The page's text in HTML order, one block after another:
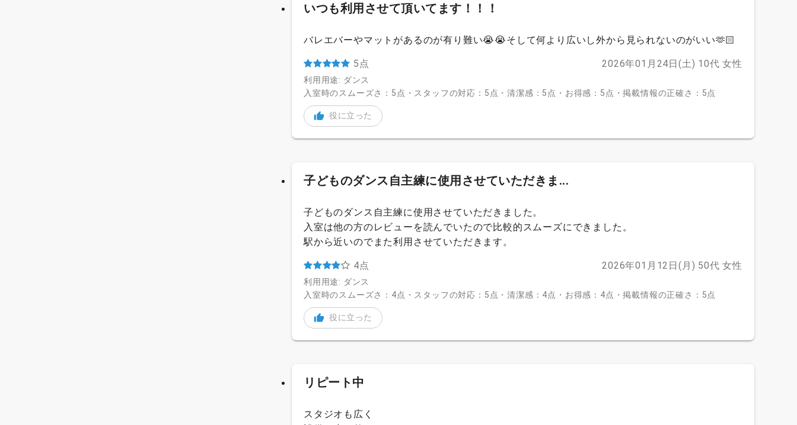
いつも利用させて頂いてます！！！
バレエバーやマットがあるのが有り難い😭😭そして何より広いし外から見られないのがいい🫶🏻
5点 2026年01月24日(土) 10代 女性
利用用途: ダンス
入室時のスムーズさ：5点・スタッフの対応：5点・清潔感：5点・お得感：5点・掲載情報の正確さ：5点
役に立った
子どものダンス自主練に使用させていただきま...
子どものダンス自主練に使用させていただきました。
入室は他の方のレビューを読んでいたので比較的スムーズにできました。
駅から近いのでまた利用させていただきます。
4点 2026年01月12日(月) 50代 女性
利用用途: ダンス
入室時のスムーズさ：4点・スタッフの対応：5点・清潔感：4点・お得感：4点・掲載情報の正確さ：5点
役に立った
リピート中
スタジオも広く